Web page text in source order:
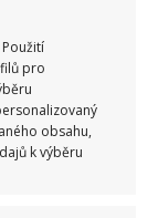
pro
obsahu,
k výběru